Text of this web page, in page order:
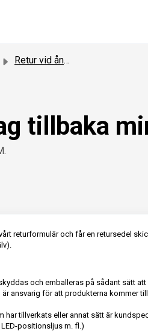
Retur vid ångerrätt
tillbaka
returformulär och får en retursedel
och emballeras på sådant sätt
är ansvarig för att produkterna kommer
har tillverkats eller annat sätt är
positionsljus m. fl.)